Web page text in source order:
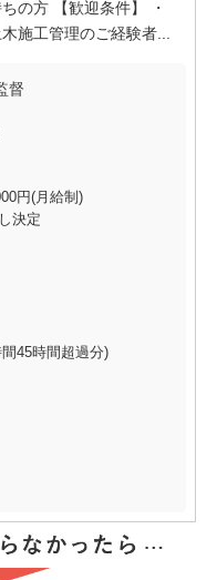
の方 【歓迎条件】 ・
施工管理のご経験者...
督
円(月給制)
決定
45時間超過分)